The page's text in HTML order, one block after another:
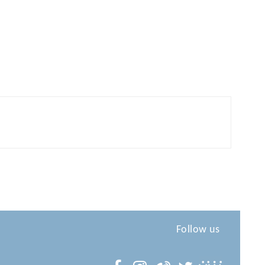
Follow us